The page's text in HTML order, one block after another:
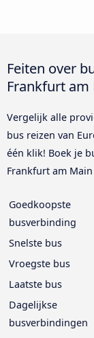
Feiten over
Frankfurt am
Vergelijk alle
bus reizen van
één klik! Boek je
Frankfurt am
Goedkoopste
busverbinding
Snelste bus
Vroegste bus
Laatste bus
Dagelijkse
busverbindingen